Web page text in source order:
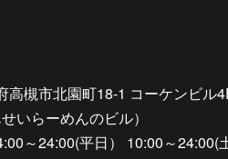
高槻市北園町18-1 コーケンビル
いらーめんのビル）
～24:00(平日） 10:00～24:00(